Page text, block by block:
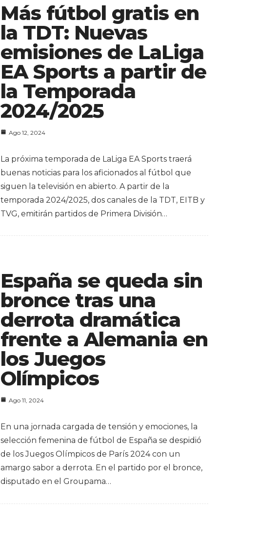
Más fútbol gratis en
la TDT: Nuevas
emisiones de LaLiga
EA Sports a partir de
la Temporada
2024/2025
Ago 12, 2024
La próxima temporada de LaLiga EA Sports traerá
buenas noticias para los aficionados al fútbol que
siguen la televisión en abierto. A partir de la
temporada 2024/2025, dos canales de la TDT, EITB y
TVG, emitirán partidos de Primera División…
España se queda sin
bronce tras una
derrota dramática
frente a Alemania en
los Juegos
Olímpicos
Ago 11, 2024
En una jornada cargada de tensión y emociones, la
selección femenina de fútbol de España se despidió
de los Juegos Olímpicos de París 2024 con un
amargo sabor a derrota. En el partido por el bronce,
disputado en el Groupama…